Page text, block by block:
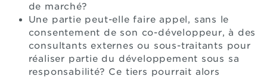
de marché?
Une partie peut-elle faire appel, sans le
consentement de son co-développeur, à des
consultants externes ou sous-traitants pour
réaliser partie du développement sous sa
responsabilité? Ce tiers pourrait alors